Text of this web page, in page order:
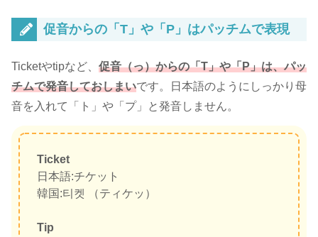
促音からの「T」や「P」はパッチムで表現
Ticketやtipなど、 促音（っ）からの「T」や「P」は、パッ
チムで発音しておしまいです。日本語のようにしっかり母
音を入れて「ト」や「プ」と発音しません。
Ticket
日本語:チケット
韓国:티켓 （ティケッ）
Tip